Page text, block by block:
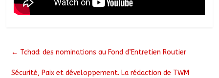
← Tchad: des nominations au Fond d’Entretien Routier
Sécurité, Paix et développement. La rédaction de TWM